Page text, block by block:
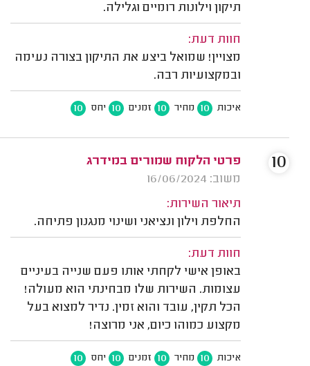
תיקון וילונות רומיים וגלילה.
חוות דעת:
מצויין! שמואל ביצע את התיקון בצורה נעימה
ובמקצועיות רבה.
איכות 10 מחיר 10 זמנים 10 יחס 10
פרטי הלקוח שמורים במידרג
משוב: 16/06/2024
תיאור השירות:
החלפת וילון ונציאני ושינוי מנגנון פתיחה.
חוות דעת:
באופן אישי לקחתי אותו פעם שנייה בעיניים
עצומות. השירות שלו מבחינתי הוא מעולה!
הכל תקין, עובד והוא זמין. נדיר למצוא בעל
מקצוע כמוהו כיום, אני מרוצה!
איכות 10 מחיר 10 זמנים 10 יחס 10
10